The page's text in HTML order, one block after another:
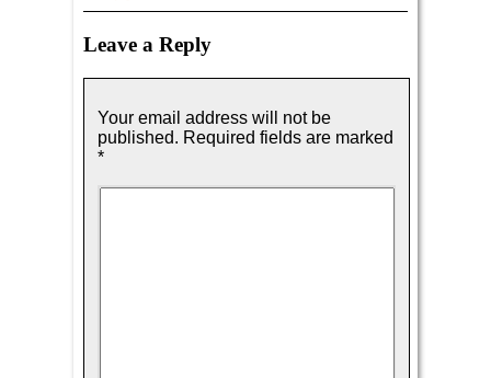
Leave a Reply
Your email address will not be
published. Required fields are marked
*